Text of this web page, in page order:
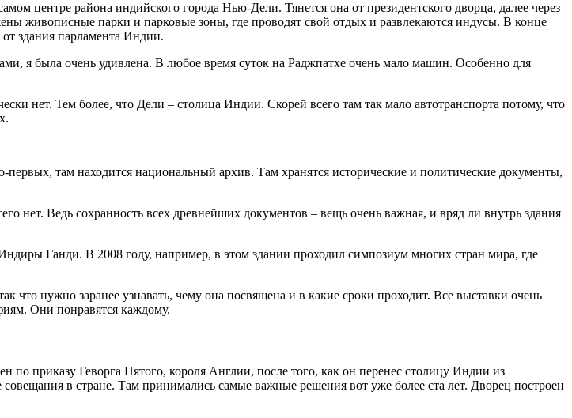
центре района индийского города Нью-Дели. Тянется она от президентского дворца, далее через
живописные парки и парковые зоны, где проводят свой отдых и развлекаются индусы. В конце
здания парламента Индии.
я была очень удивлена. В любое время суток на Раджпатхе очень мало машин. Особенно для
нет. Тем более, что Дели – столица Индии. Скорей всего там так мало автотранспорта потому, что
там находится национальный архив. Там хранятся исторические и политические документы,
нет. Ведь сохранность всех древнейших документов – вещь очень важная, и вряд ли внутрь здания
Ганди. В 2008 году, например, в этом здании проходил симпозиум многих стран мира, где
что нужно заранее узнавать, чему она посвящена и в какие сроки проходит. Все выставки очень
Они понравятся каждому.
приказу Геворга Пятого, короля Англии, после того, как он перенес столицу Индии из
в стране. Там принимались самые важные решения вот уже более ста лет. Дворец построен